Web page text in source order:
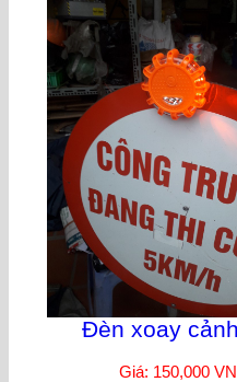
Đèn xoay
Giá: 150,000